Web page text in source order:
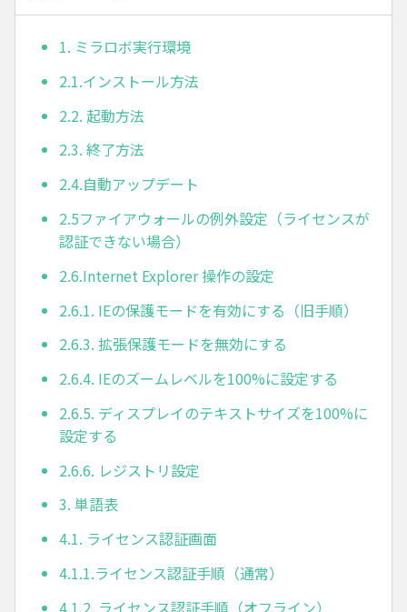
1. ミラロボ実行環境
2.1.インストール方法
2.2. 起動方法
2.3. 終了方法
2.4.自動アップデート
2.5ファイアウォールの例外設定（ライセンスが
認証できない場合）
2.6.Internet Explorer 操作の設定
2.6.1. IEの保護モードを有効にする（旧手順）
2.6.3. 拡張保護モードを無効にする
2.6.4. IEのズームレベルを100%に設定する
2.6.5. ディスプレイのテキストサイズを100%に
設定する
2.6.6. レジストリ設定
3. 単語表
4.1. ライセンス認証画面
4.1.1.ライセンス認証手順（通常）
4.1.2. ライセンス認証手順（オフライン）